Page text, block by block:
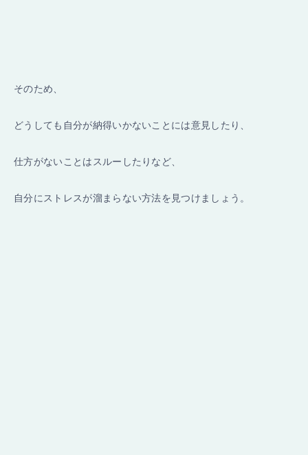
そのため、
どうしても自分が納得いかないことには意見したり、
仕方がないことはスルーしたりなど、
自分にストレスが溜まらない方法を見つけましょう。